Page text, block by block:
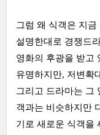
그럼 왜 식객은 지금
설명한대로 경쟁드
영화의 후광을 받고
유명하지만, 저변확
그리고 드라마는 그
객과는 비슷하지만
기로 새로운 식객을